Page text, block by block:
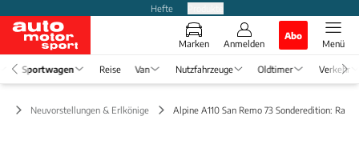
Hefte
Marken Anmelden
Abo
Menü
Sportwagen Reise Van Nutzfahrzeuge Oldtimer Verkehr
Neuvorstellungen & Erlkönige Alpine A110 San Remo 73 Sonderedition: